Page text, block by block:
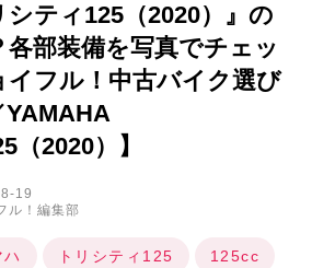
シティ125（2020）』の
各部装備を写真でチェッ
イフル！中古バイク選び
YAMAHA
（2020）】
19
ル！編集部
ハ トリシティ125 125cc